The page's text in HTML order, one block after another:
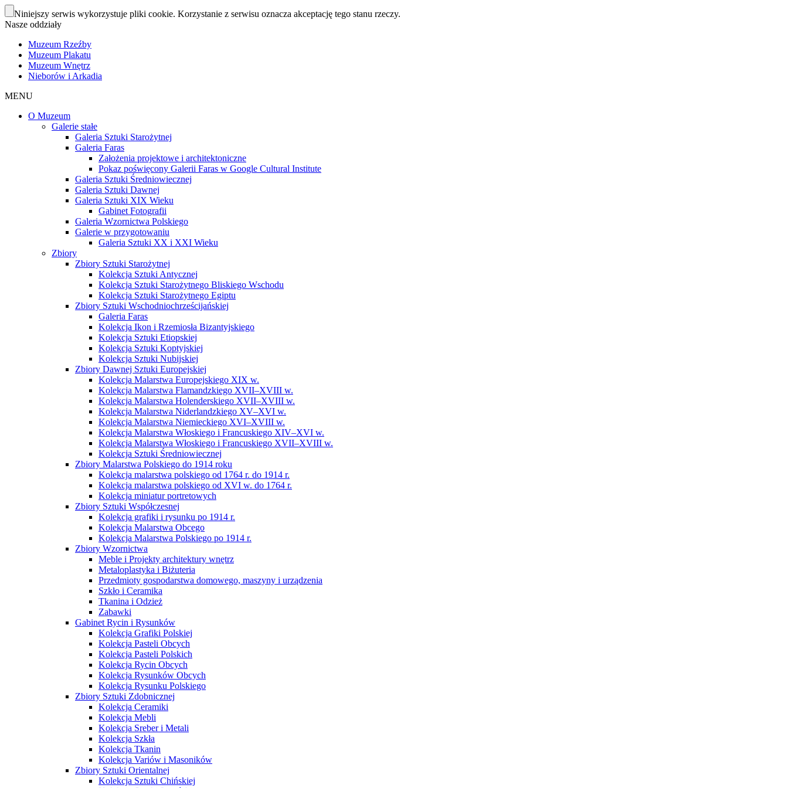
Niniejszy serwis wykorzystuje pliki cookie. Korzystanie z serwisu oznacza akceptację tego stanu rzeczy.
Nasze oddziały
Muzeum Rzeźby
Muzeum Plakatu
Muzeum Wnętrz
Nieborów i Arkadia
MENU
O Muzeum
Galerie stałe
Galeria Sztuki Starożytnej
Galeria Faras
Założenia projektowe i architektoniczne
Pokaz poświęcony Galerii Faras w Google Cultural Institute
Galeria Sztuki Średniowiecznej
Galeria Sztuki Dawnej
Galeria Sztuki XIX Wieku
Gabinet Fotografii
Galeria Wzornictwa Polskiego
Galerie w przygotowaniu
Galeria Sztuki XX i XXI Wieku
Zbiory
Zbiory Sztuki Starożytnej
Kolekcja Sztuki Antycznej
Kolekcja Sztuki Starożytnego Bliskiego Wschodu
Kolekcja Sztuki Starożytnego Egiptu
Zbiory Sztuki Wschodniochrześcijańskiej
Galeria Faras
Kolekcja Ikon i Rzemiosła Bizantyjskiego
Kolekcja Sztuki Etiopskiej
Kolekcja Sztuki Koptyjskiej
Kolekcja Sztuki Nubijskiej
Zbiory Dawnej Sztuki Europejskiej
Kolekcja Malarstwa Europejskiego XIX w.
Kolekcja Malarstwa Flamandzkiego XVII–XVIII w.
Kolekcja Malarstwa Holenderskiego XVII–XVIII w.
Kolekcja Malarstwa Niderlandzkiego XV–XVI w.
Kolekcja Malarstwa Niemieckiego XVI–XVIII w.
Kolekcja Malarstwa Włoskiego i Francuskiego XIV–XVI w.
Kolekcja Malarstwa Włoskiego i Francuskiego XVII–XVIII w.
Kolekcja Sztuki Średniowiecznej
Zbiory Malarstwa Polskiego do 1914 roku
Kolekcja malarstwa polskiego od 1764 r. do 1914 r.
Kolekcja malarstwa polskiego od XVI w. do 1764 r.
Kolekcja miniatur portretowych
Zbiory Sztuki Współczesnej
Kolekcja grafiki i rysunku po 1914 r.
Kolekcja Malarstwa Obcego
Kolekcja Malarstwa Polskiego po 1914 r.
Zbiory Wzornictwa
Meble i Projekty architektury wnętrz
Metaloplastyka i Biżuteria
Przedmioty gospodarstwa domowego, maszyny i urządzenia
Szkło i Ceramika
Tkanina i Odzież
Zabawki
Gabinet Rycin i Rysunków
Kolekcja Grafiki Polskiej
Kolekcja Pasteli Obcych
Kolekcja Pasteli Polskich
Kolekcja Rycin Obcych
Kolekcja Rysunków Obcych
Kolekcja Rysunku Polskiego
Zbiory Sztuki Zdobnicznej
Kolekcja Ceramiki
Kolekcja Mebli
Kolekcja Sreber i Metali
Kolekcja Szkła
Kolekcja Tkanin
Kolekcja Variów i Masoników
Zbiory Sztuki Orientalnej
Kolekcja Sztuki Chińskiej